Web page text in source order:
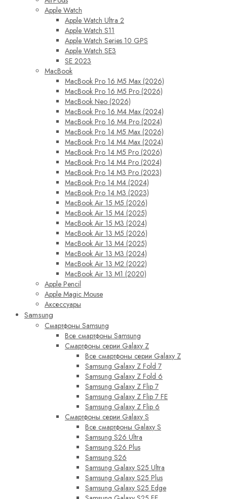
Apple Watch
Apple Watch Ultra 2
Apple Watch S11
Apple Watch Series 10 GPS
Apple Watch SE3
SE 2023
MacBook
MacBook Pro 16 M5 Max (2026)
MacBook Pro 16 M5 Pro (2026)
MacBook Neo (2026)
MacBook Pro 16 M4 Max (2024)
MacBook Pro 16 M4 Pro (2024)
MacBook Pro 14 M5 Max (2026)
MacBook Pro 14 M4 Max (2024)
MacBook Pro 14 M5 Pro (2026)
MacBook Pro 14 M4 Pro (2024)
MacBook Pro 14 M3 Pro (2023)
MacBook Pro 14 M4 (2024)
MacBook Pro 14 M3 (2023)
MacBook Air 15 M5 (2026)
MacBook Air 15 M4 (2025)
MacBook Air 15 M3 (2024)
MacBook Air 13 M5 (2026)
MacBook Air 13 M4 (2025)
MacBook Air 13 M3 (2024)
MacBook Air 13 M2 (2022)
MacBook Air 13 M1 (2020)
Apple Pencil
Apple Magic Mouse
Аксессуары
Samsung
Смартфоны Samsung
Все смартфоны Samsung
Смартфоны серии Galaxy Z
Все смартфоны серии Galaxy Z
Samsung Galaxy Z Fold 7
Samsung Galaxy Z Fold 6
Samsung Galaxy Z Flip 7
Samsung Galaxy Z Flip 7 FE
Samsung Galaxy Z Flip 6
Смартфоны серии Galaxy S
Все смартфоны Galaxy S
Samsung S26 Ultra
Samsung S26 Plus
Samsung S26
Samsung Galaxy S25 Ultra
Samsung Galaxy S25 Plus
Samsung Galaxy S25 Edge